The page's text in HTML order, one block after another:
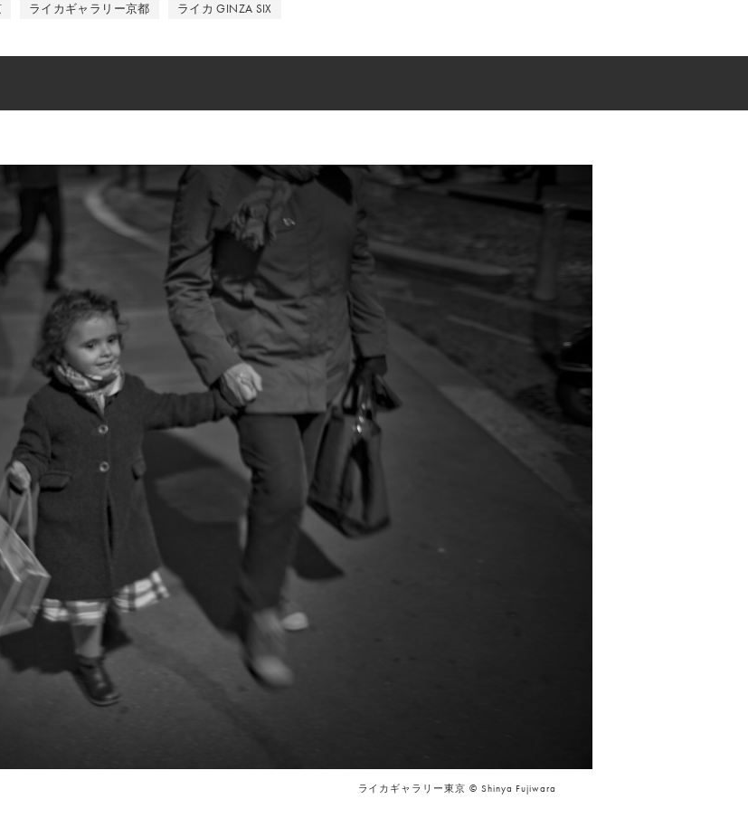
ライカギャラリー京都 ライカ GINZA SIX
ライカギャラリー東京 © Shinya Fujiwara